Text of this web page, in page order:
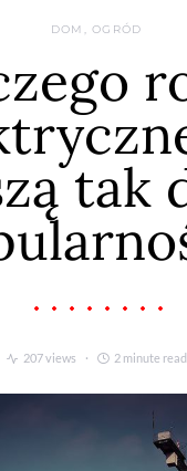
DOM, OGRÓD
tak
207 views 2 minute read